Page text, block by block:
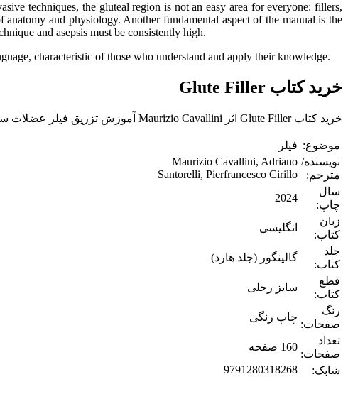
techniques, the gluteal region is not an easy area for everyone: fillers,
and physiology. Another fundamental aspect of the manual is the
and asepsis must be consistently high.
characteristic of those who understand and apply their knowledge.
خرید کتاب Glute Filler
خرید کتاب Glute Filler اثر Maurizio Cavallini آموزش تزریق فیلر عضلات سرینی از مدیکال تکست بوک.
موضوع: فیلر
نویسنده/
مترجم:
Maurizio Cavallini, Adriano
Santorelli, Pierfrancesco Cirillo
سال
چاپ:
2024
زبان
کتاب:
انگلیسی
جلد
کتاب:
گالینگور (جلد هارد)
قطع
کتاب:
سایز رحلی
رنگ
صفحات:
چاپ رنگی
تعداد
صفحات:
160 صفحه
شابک:
9791280318268